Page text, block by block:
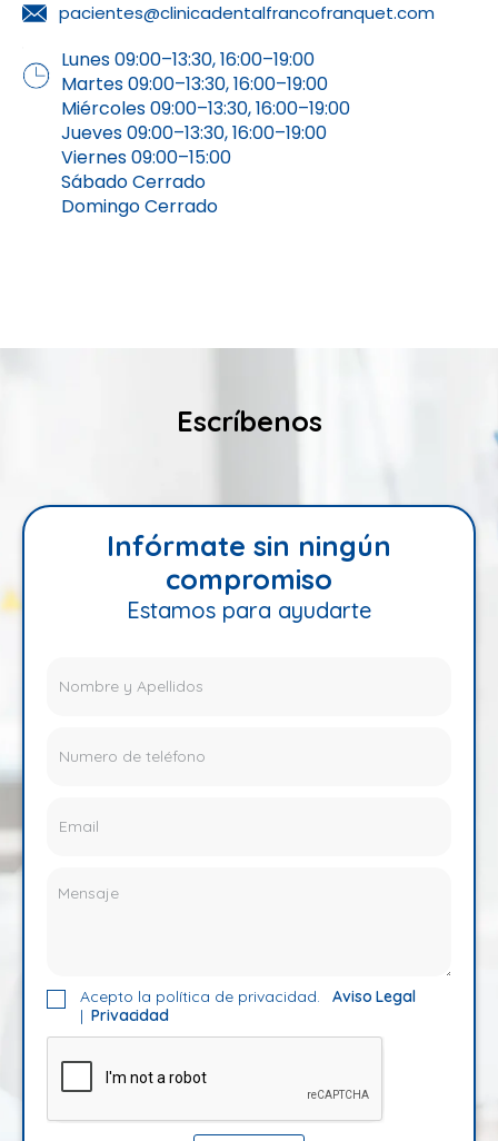
pacientes@clinicadentalfrancofranquet.com
Lunes 09:00–13:30, 16:00–19:00
Martes 09:00–13:30, 16:00–19:00
Miércoles 09:00–13:30, 16:00–19:00
Jueves 09:00–13:30, 16:00–19:00
Viernes 09:00–15:00
Sábado Cerrado
Domingo Cerrado
Escríbenos
Infórmate sin ningún
compromiso
Estamos para ayudarte
Acepto la política de privacidad.
Aviso Legal
| Privacidad